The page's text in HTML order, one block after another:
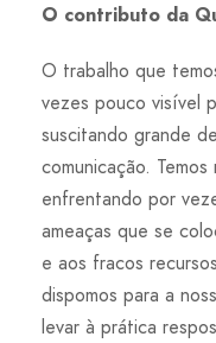
O contributo da
O trabalho que
vezes pouco visível
suscitando grande
comunicação.
enfrentando por
ameaças que se
e aos fracos
dispomos para a
levar à prática